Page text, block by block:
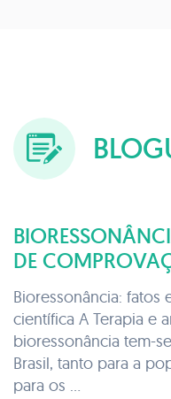
DE
TERAPIA E
UMA
PARA A
COMO, PARA
Bioressonância:
científica A Terapia e
bioressonância tem-
Brasil, tanto para a
para os ...